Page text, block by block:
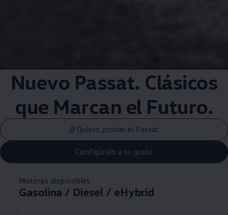
Nuevo Passat. Clásicos
que Marcan el Futuro.
Quiero probar el Passat
Configúralo a tu gusto
Motores disponibles
Gasolina / Diesel / eHybrid